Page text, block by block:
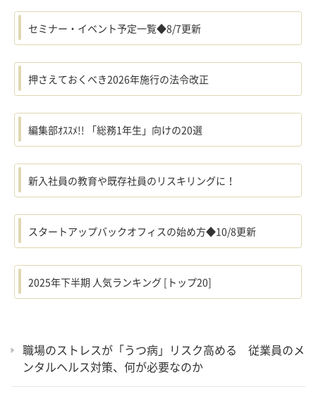
職場のストレスが「うつ病」リスク高める 従業員のメ
ンタルヘルス対策、何が必要なのか
セミナー・イベント予定一覧◆8/7更新
押さえておくべき2026年施行の法令改正
編集部ｵｽｽﾒ!! 「総務1年生」向けの20選
新入社員の教育や既存社員のリスキリングに！
スタートアップバックオフィスの始め方◆10/8更新
2025年下半期 人気ランキング [トップ20]